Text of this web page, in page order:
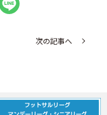
次の記事へ